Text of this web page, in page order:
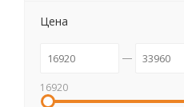
Цена
16920